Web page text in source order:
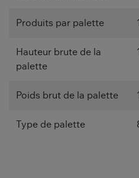
Produits par palette
Hauteur brute de la
palette
Poids brut de la palette
Type de palette